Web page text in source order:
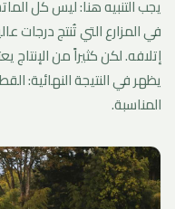
يجب التنبيه هنا: ليس كل
في المزارع التي تُنتج درجات
إتلافه. لكن كثيراً من
يظهر في النتيجة النهائية:
المناسبة.